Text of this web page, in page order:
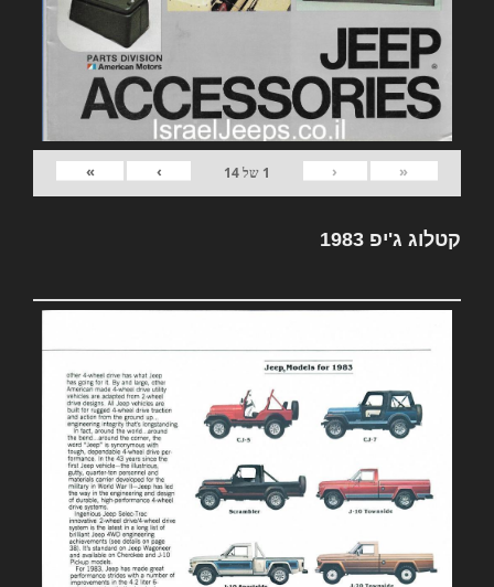
«
‹
1 של14
›
»
קטלוג ג'יפ 1983